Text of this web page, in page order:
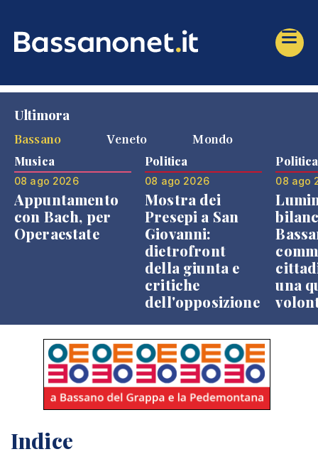
Ultimora
Bassano
Veneto Mondo
Musica
08 ago 2026
Appuntamento
con Bach, per
Operaestate
Politica
08 ago 2026
Mostra dei
Presepi a San
Giovanni:
dietrofront
della giunta e
critiche
dell'opposizione
Politica
08 ago
una
Indice